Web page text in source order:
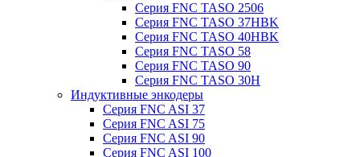
Серия FNC TASO 2506
Серия FNC TASO 37HBK
Серия FNC TASO 40HBK
Серия FNC TASO 58
Серия FNC TASO 90
Серия FNC TASO 30H
Индуктивные энкодеры
Серия FNC ASI 37
Серия FNC ASI 75
Серия FNC ASI 90
Серия FNC ASI 100